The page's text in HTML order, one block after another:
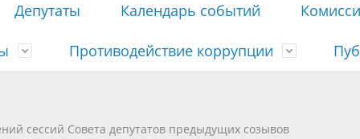
Депутаты Календарь событий
решений сессий Совета
недействующими решений
Противодействие коррупции
сессий Совета депутатов предыдущих созывов